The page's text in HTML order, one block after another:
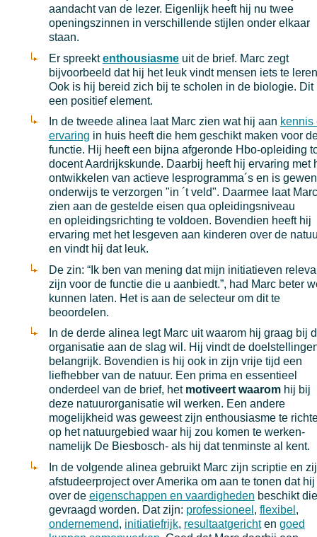
aandacht van de lezer. Eigenlijk heeft hij nu twee
openingszinnen in verschillende stijlen onder elkaar
staan.
Er spreektenthousiasmeuit de brief. Marc zegt
bijvoorbeeld dat hij het leuk vindt mensen iets te
Ook is hij bereid zich bij te scholen in de biologie. Dit
een positief element.
In de tweede alinea laat Marc zien wat hij aan kennis
ervaring in huis heeft die hem geschikt maken voor
functie. Hij heeft een bijna afgeronde Hbo-opleiding
docent Aardrijkskunde. Daarbij heeft hij ervaring met
ontwikkelen van actieve lesprogramma´s en is
onderwijs te verzorgen "in ´t veld". Daarmee laat Marc
zien aan de gestelde eisen qua opleidingsniveau
en opleidingsrichting te voldoen. Bovendien heeft hij
ervaring met het lesgeven aan kinderen over de
en vindt hij dat leuk.
De zin: “Ik ben van mening dat mijn initiatieven
zijn voor de functie die u aanbiedt.”, had Marc beter
kunnen laten. Het is aan de selecteur om dit te
beoordelen.
In de derde alinea legt Marc uit waarom hij graag bij
organisatie aan de slag wil. Hij vindt de
belangrijk. Bovendien is hij ook in zijn vrije tijd een
liefhebber van de natuur. Een prima en essentieel
onderdeel van de brief, het motiveert waaromhij bij
deze natuurorganisatie wil werken. Een andere
mogelijkheid was geweest zijn enthousiasme te
op het natuurgebied waar hij zou komen te werken-
namelijk De Biesbosch- als hij dat tenminste al kent.
In de volgende alinea gebruikt Marc zijn scriptie en
afstudeerproject over Amerika om aan te tonen dat
over de eigenschappen en vaardigheden beschikt die
gevraagd worden. Dat zijn: professioneel , flexibel ,
ondernemend, initiatiefrijk, resultaatgerichten goed